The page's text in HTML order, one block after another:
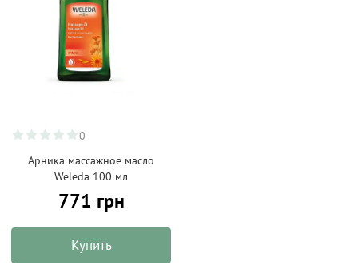
0
Арника массажное масло
Weleda 100 мл
771 грн
Купить